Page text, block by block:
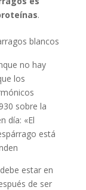
.
no hay
los
sobre la
día: «El
está
estar en
de ser